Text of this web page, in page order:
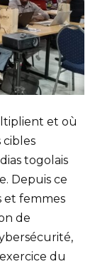
et où
cibles
togolais
Depuis ce
et femmes
de
du